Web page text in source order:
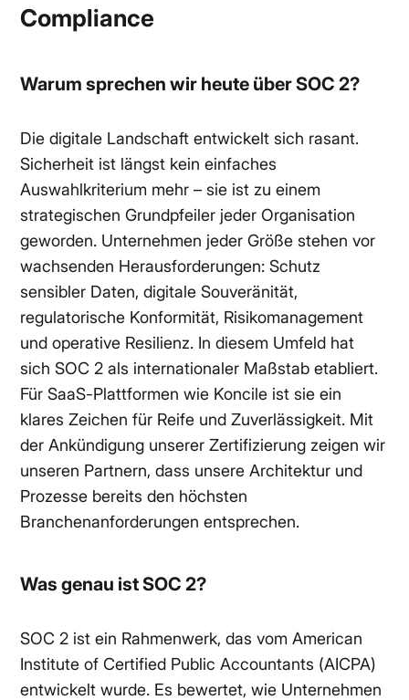
Compliance
Warum sprechen wir heute über SOC 2?
Die digitale Landschaft entwickelt sich rasant.
Sicherheit ist längst kein einfaches
Auswahlkriterium mehr – sie ist zu einem
strategischen Grundpfeiler jeder Organisation
geworden. Unternehmen jeder Größe stehen vor
wachsenden Herausforderungen: Schutz
sensibler Daten, digitale Souveränität,
regulatorische Konformität, Risikomanagement
und operative Resilienz. In diesem Umfeld hat
sich SOC 2 als internationaler Maßstab etabliert.
Für SaaS-Plattformen wie Koncile ist sie ein
klares Zeichen für Reife und Zuverlässigkeit. Mit
der Ankündigung unserer Zertifizierung zeigen wir
unseren Partnern, dass unsere Architektur und
Prozesse bereits den höchsten
Branchenanforderungen entsprechen.
Was genau ist SOC 2?
SOC 2 ist ein Rahmenwerk, das vom American
Institute of Certified Public Accountants (AICPA)
entwickelt wurde. Es bewertet, wie Unternehmen